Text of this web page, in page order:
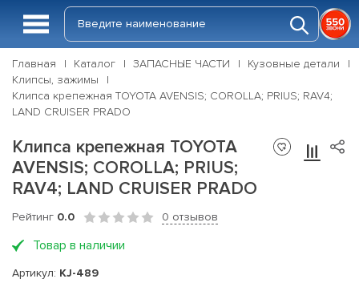
Главная Каталог ЗАПАСНЫЕ ЧАСТИ
Кузовные детали
Клипсы, зажимы
Клипса крепежная TOYOTA AVENSIS; COROLLA; PRIUS; RAV4;
LAND CRUISER PRADO
Клипса крепежная TOYOTA
AVENSIS; COROLLA; PRIUS;
RAV4; LAND CRUISER PRADO
Рейтинг 0.0 0 отзывов
Товар в наличии
Артикул: KJ-489